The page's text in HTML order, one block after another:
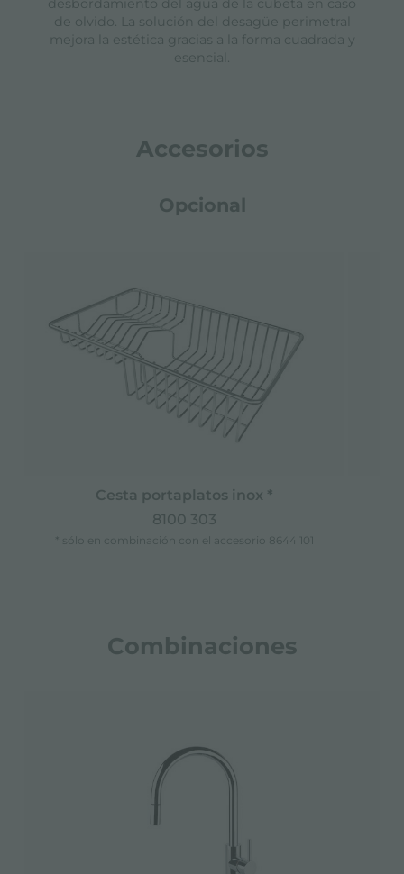
desbordamiento del agua de la cubeta en caso
de olvido. La solución del desagüe perimetral
mejora la estética gracias a la forma cuadrada y
esencial.
Accesorios
Opcional
Cesta portaplatos inox *
8100 303
* sólo en combinación con el accesorio 8644 101
Combinaciones